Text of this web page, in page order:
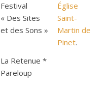
Festival
« Des Sites
et des Sons »
Église
Saint-
Martin de
Pinet.
La Retenue *
Pareloup